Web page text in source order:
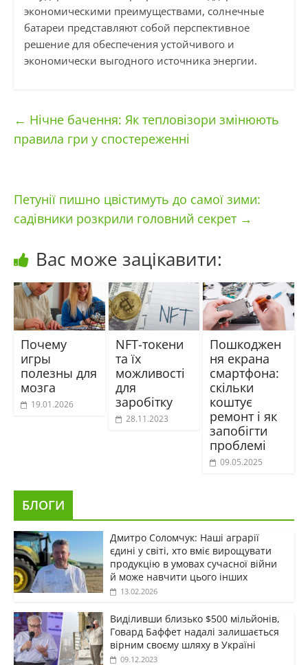
экономическими преимуществами, солнечные
батареи представляют собой перспективное
решение для обеспечения устойчивого и
экономически выгодного источника энергии.
← Нічне бачення: Як тепловізори змінюють
правила гри у спостереженні
Петунії пишно цвістимуть до самої зими:
садівники розкрили головний секрет →
Вас може зацікавити:
Почему
игры
полезны для
мозга
19.01.2026
NFT-токени
та їх
можливості
для
заробітку
28.11.2023
Пошкоджен
ня екрана
смартфона:
скільки
коштує
ремонт і як
запобігти
проблемі
09.05.2025
БЛОГИ
Дмитро Соломчук: Наші аграрії
єдині у світі, хто вміє вирощувати
продукцію в умовах сучасної війни
й може навчити цього інших
13.02.2026
Виділивши близько $500 мільйонів,
Говард Баффет надалі залишається
вірним своєму шляху в Україні
09.12.2023